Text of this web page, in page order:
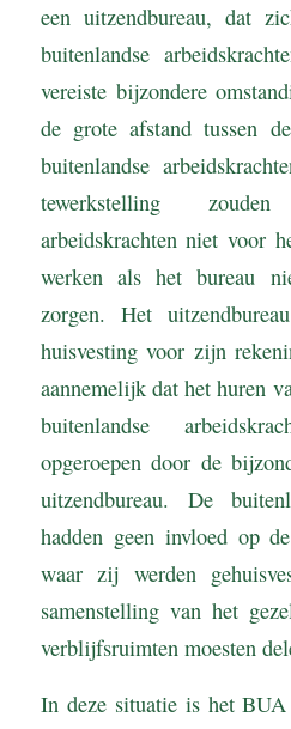
een uitzendbureau, dat
buitenlandse
vereiste bijzondere
de grote afstand tussen
buitenlandse
tewerkstelling
arbeidskrachten niet voor
werken als het bureau
zorgen. Het
huisvesting voor zijn
aannemelijk dat het huren
buitenlandse
opgeroepen door de
uitzendbureau. De
hadden geen invloed op
waar zij werden
samenstelling van het
verblijfsruimten moesten
In deze situatie is het